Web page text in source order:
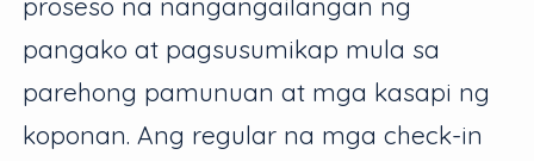
proseso na nangangailangan ng
pangako at pagsusumikap mula sa
parehong pamunuan at mga kasapi ng
koponan. Ang regular na mga check-in